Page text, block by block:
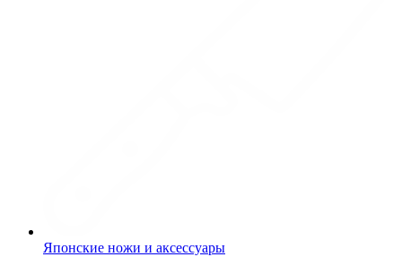
Японские ножи и аксессуары